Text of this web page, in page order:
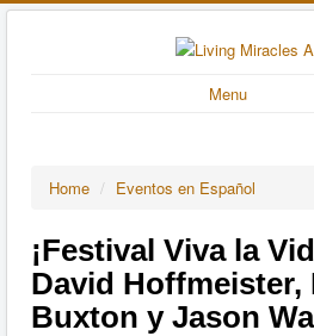
Menu
Home / Eventos en Español
¡Festival Viva la
David Hoffmeister,
Buxton y Jason